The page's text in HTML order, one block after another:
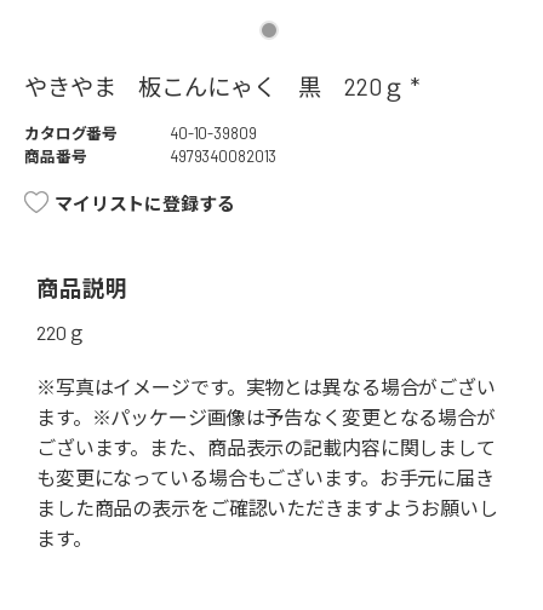
やきやま 板こんにゃく 黒 220ｇ *
カタログ番号
40-10-39809
商品番号
4979340082013
マイリストに登録する
商品説明
220ｇ
※写真はイメージです。実物とは異なる場合がござい
ます。※パッケージ画像は予告なく変更となる場合が
ございます。また、商品表示の記載内容に関しまして
も変更になっている場合もございます。お手元に届き
ました商品の表示をご確認いただきますようお願いし
ます。